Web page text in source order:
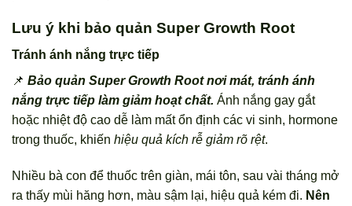
Lưu ý khi bảo quản Super Growth Root
Tránh ánh nắng trực tiếp
📌 Bảo quản Super Growth Root nơi mát, tránh ánh
nắng trực tiếp làm giảm hoạt chất. Ánh nắng gay gắt
hoặc nhiệt độ cao dễ làm mất ổn định các vi sinh, hormone
trong thuốc, khiến hiệu quả kích rễ giảm rõ rệt.
Nhiều bà con để thuốc trên giàn, mái tôn, sau vài tháng mở
ra thấy mùi hăng hơn, màu sậm lại, hiệu quả kém đi. Nên